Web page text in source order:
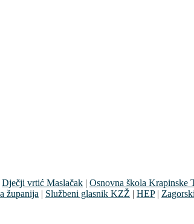
Dječji vrtić Maslačak | Osnovna škola Krapinske
županija | Službeni glasnik KZŽ | HEP|